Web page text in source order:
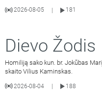
2026-08-05
181
Dievo Žodis
Homiliją sako kun. br. Jokūbas
skaito Vilius Kaminskas.
2026-08-04
188